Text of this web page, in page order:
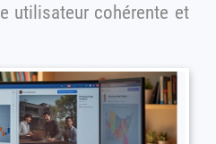
cohérente et